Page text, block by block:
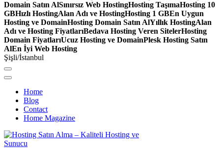
Domain Satın AlSınırsız Web HostingHosting TaşımaHosting 10
GBHızlı HostingAlan Adı ve HostingHosting 1 GBEn Uygun
Hosting ve DomainHosting Domain Satın AlYıllık HostingAlan
Adı ve Hosting FiyatlarıBedava Hosting Veren SitelerHosting
Domain FiyatlarıUcuz Hosting ve DomainPlesk Hosting Satın
AlEn İyi Web Hosting
Şişli/İstanbul
Home
Blog
Contact
Home Magazine